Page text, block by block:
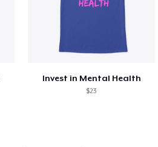
Invest in Mental Health
$23